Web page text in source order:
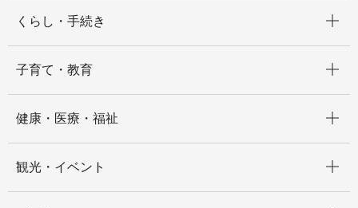
くらし・手続き
子育て・教育
健康・医療・福祉
観光・イベント